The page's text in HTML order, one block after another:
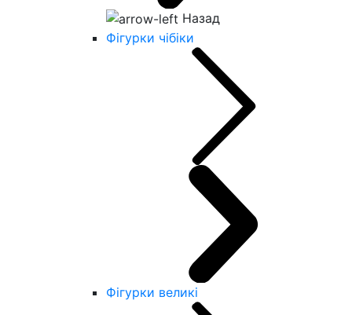
Назад
Фігурки чібіки
Фігурки великі